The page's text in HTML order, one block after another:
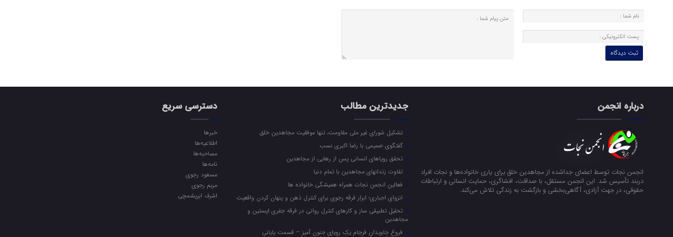
درباره انجمن
انجمن نجات توسط اعضای جداشده از مجاهدین خلق برای یاری خانواده‌ها و نجات افراد
دربند تأسیس شد. این انجمن مستقل، با صداقت، افشاگری، حمایت انسانی و ارتباطات
حقوقی، در جهت آزادی، آگاهی‌بخشی و بازگشت به زندگی تلاش می‌کند.
جدیدترین مطالب
تشکیل شورای غیر ملی مقاومت، تنها موفقیت مجاهدین خلق
گفتگوی صمیمی با رضا اکبری نسب
تحقق رویاهای انسانی پس از رهایی از مجاهدین
تفاوت زندانهای مجاهدین با تمام دنیا
فعالین انجمن نجات همراه همیشگی خانواده ها
انزوای اجباری؛ ابزار فرقه رجوی برای کنترل ذهن و پنهان کردن واقعیت
تحلیل تطبیقی ساز و کارهای کنترل روانی در فرقه جفری اپستین و
مجاهدین
فروغ جاویدان فرجام یک رویای جنون آمیز – قسمت پایانی
دسترسی سریع
خبرها
اطلاعیه‌ها
مصاحبه‌ها
نامه‌ها
مسعود رجوی
مریم رجوی
اشرف ابریشمچی